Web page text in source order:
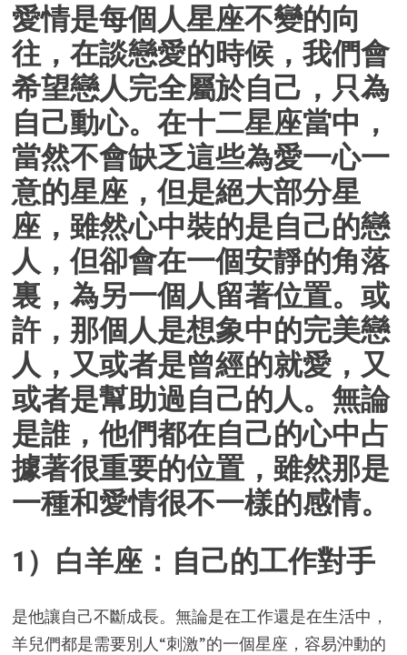
愛情是每個人星座不變的向
往，在談戀愛的時候，我們會
希望戀人完全屬於自己，只為
自己動心。在十二星座當中，
當然不會缺乏這些為愛一心一
意的星座，但是絕大部分星
座，雖然心中裝的是自己的戀
人，但卻會在一個安靜的角落
裏，為另一個人留著位置。或
許，那個人是想象中的完美戀
人，又或者是曾經的就愛，又
或者是幫助過自己的人。無論
是誰，他們都在自己的心中占
據著很重要的位置，雖然那是
一種和愛情很不一樣的感情。
1）白羊座：自己的工作對手
是他讓自己不斷成長。無論是在工作還是在生活中，
羊兒們都是需要別人“刺激”的一個星座，容易沖動的